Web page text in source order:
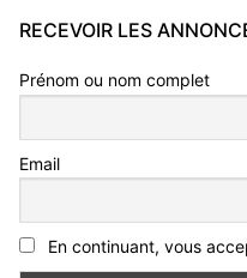
RECEVOIR LES
Prénom ou nom complet
Email
En continuant, vous